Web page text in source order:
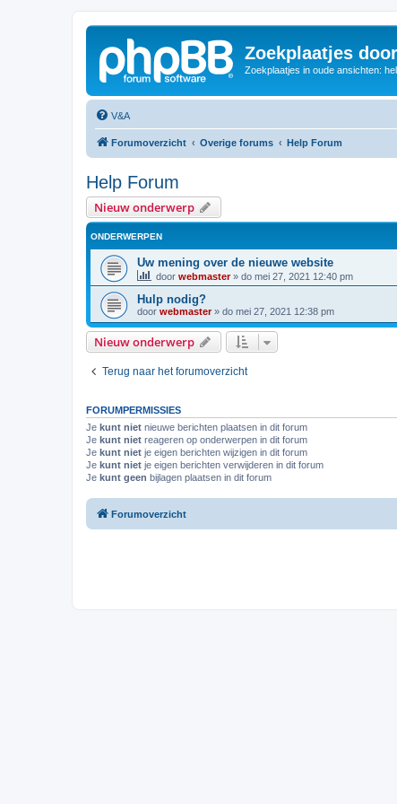
Zoekplaatjes
Zoekplaatjes in oude ansichten:
V&A
Forumoverzicht Overige forums Help Forum
Help Forum
Nieuw onderwerp
ONDERWERPEN
Uw mening over de nieuwe website
door webmaster» do mei 27, 2021 12:40 pm
Hulp nodig?
door webmaster» do mei 27, 2021 12:38 pm
Nieuw onderwerp
Terug naar het forumoverzicht
FORUMPERMISSIES
Je kunt niet nieuwe berichten plaatsen in dit forum
Je kunt niet reageren op onderwerpen in dit forum
Je kunt niet je eigen berichten wijzigen in dit forum
Je kunt niet je eigen berichten verwijderen in dit forum
Je kunt geen bijlagen plaatsen in dit forum
Forumoverzicht